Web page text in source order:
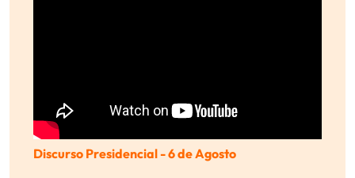
Discurso Presidencial - 6 de Agosto